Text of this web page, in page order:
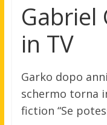
Gabriel
in TV
Garko dopo
schermo torna
fiction “Se